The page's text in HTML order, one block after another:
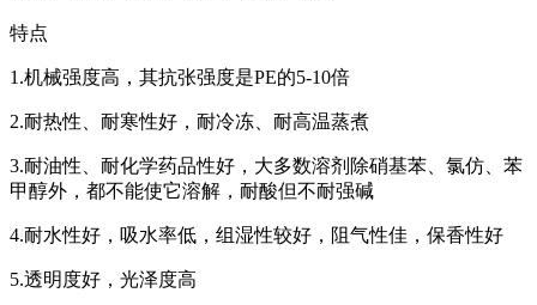
特点
1.机械强度高，其抗张强度是PE的5-10倍
2.耐热性、耐寒性好，耐冷冻、耐高温蒸煮
3.耐油性、耐化学药品性好，大多数溶剂除硝基苯、氯仿、苯
甲醇外，都不能使它溶解，耐酸但不耐强碱
4.耐水性好，吸水率低，组湿性较好，阻气性佳，保香性好
5.透明度好，光泽度高